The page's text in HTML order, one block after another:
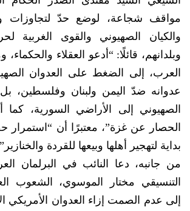
مواقف شجاعة، لوضع حدّ لتجاوزات
والكيان الصهيوني والقوى الغربية
وبلدانهم، قائلًا: “أدعو العقلاء
العرب، إلى الضغط على العدوان
عدوانه ضدّ اليمن ولبنان وفلسطين،
الصهيوني إلى الأراضي السورية،
الحصار عن غزة”، معتبرًا أن
بداية لتهجير أهلها وبيعها للقردة
من جانبه، دعا النائب في البرلمان
التنسيقي مختار الموسوي، الشعوب
إلى عدم الصمت إزاء العدوان الأمريكي